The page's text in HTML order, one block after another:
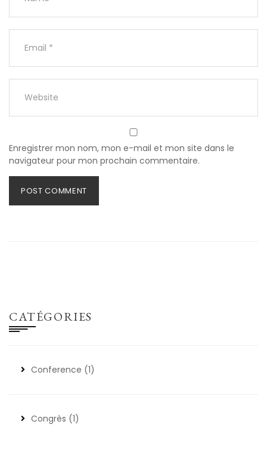
Enregistrer mon nom, mon e-mail et mon site dans le
navigateur pour mon prochain commentaire.
CATÉGORIES
Conference (1)
Congrès (1)